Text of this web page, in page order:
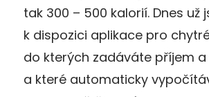
tak 300 – 500 kalorií. Dnes už
k dispozici aplikace pro
do kterých zadáváte příjem
a které automaticky